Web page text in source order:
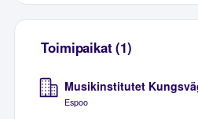
Toimipaikat (1)
Musikinstitutet
Espoo